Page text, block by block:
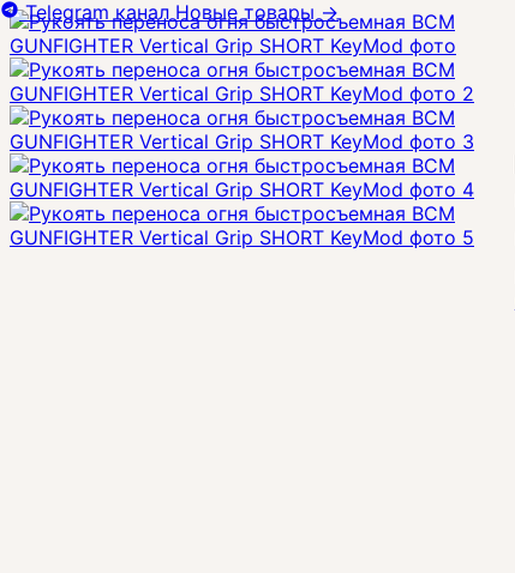
Telegram канал Новые товары→